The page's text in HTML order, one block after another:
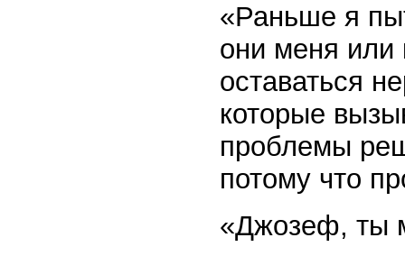
«Раньше я
они меня или
оставаться
которые
проблемы
потому что
«Джозеф, ты